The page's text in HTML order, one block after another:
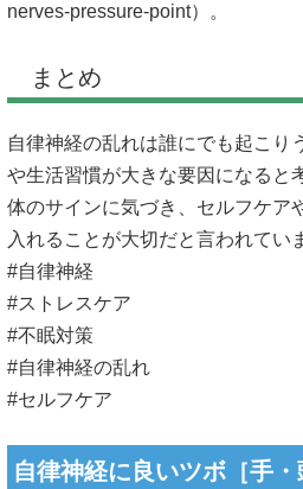
nerves-pressure-point）。
まとめ
自律神経の乱れは誰にでも起こり
や生活習慣が大きな要因になると
体のサインに気づき、セルフケア
入れることが大切だと言われてい
#自律神経
#ストレスケア
#不眠対策
#自律神経の乱れ
#セルフケア
自律神経に良いツボ［手